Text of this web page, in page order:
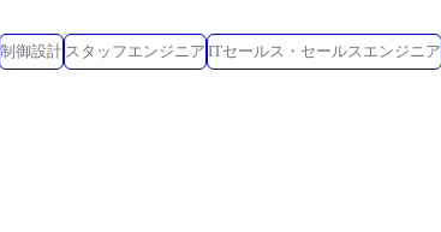
制御設計 スタッフエンジニア ITセールス・セールスエンジニア